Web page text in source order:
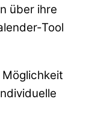
über ihre
Tool